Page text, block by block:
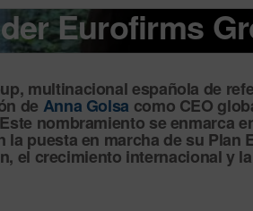
Eurofirms
multinacional española de
de Anna Golsa como CEO
nombramiento se enmarca
puesta en marcha de su Plan
el crecimiento internacional y